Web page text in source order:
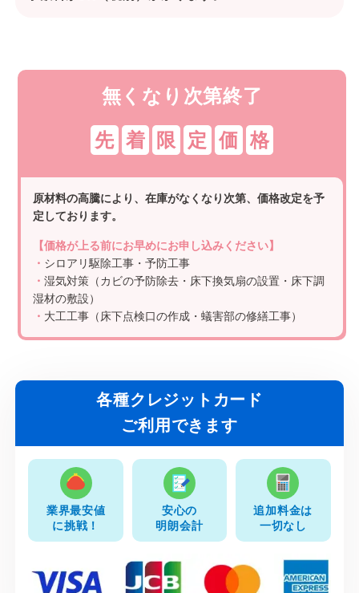
無くなり次第終了
先 着 限 定 価 格
原材料の高騰により、在庫がなくなり次第、価格改定を予
定しております。
【価格が上る前にお早めにお申し込みください】
・ シロアリ駆除工事・予防工事
・湿気対策（カビの予防除去・床下換気扇の設置・床下調
湿材の敷設）
・ 大工工事（床下点検口の作成・蟻害部の修繕工事）
各種クレジットカード
ご利用できます
業界最安値
に挑戦！
安心の
明朗会計
追加料金は
一切なし